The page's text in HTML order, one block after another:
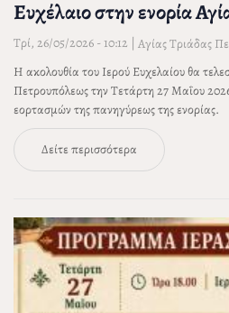
Ευχέλαιο στην ενορία
Τρί, 26/05/2026 - 10:12 | Αγίας Τριάδας
Η ακολουθία του Ιερού Ευχελαίου θα
Πετρουπόλεως την Τετάρτη 27 Μαΐου
εορτασμών της πανηγύρεως της ενορίας.
Δείτε περισσότερα